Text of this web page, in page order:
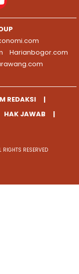
Harianbogor.com
REDAKSI
HAK JAWAB
RESERVED